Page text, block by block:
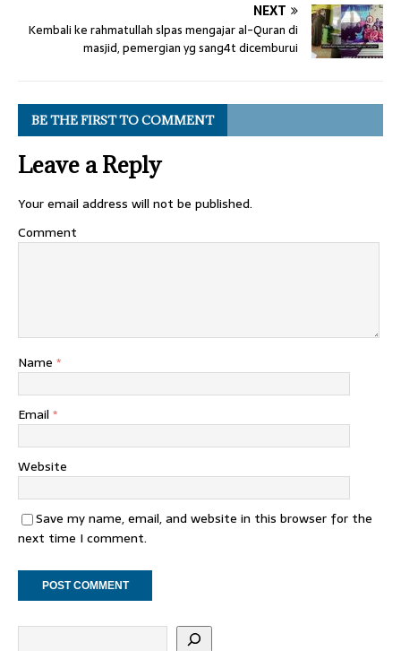
NEXT
Kembali ke rahmatullah slpas mengajar al-Quran di
masjid, pemergian yg sang4t dicemburui
BE THE FIRST TO COMMENT
Leave a Reply
Your email address will not be published.
Comment
Name *
Email *
Website
Save my name, email, and website in this browser for the
next time I comment.